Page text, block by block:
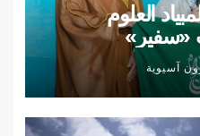
العلوم
«سفير»
آسيوية